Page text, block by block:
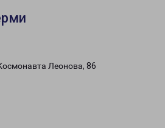
Леонова, 86